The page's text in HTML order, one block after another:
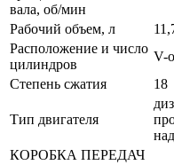
вала, об/мин
Рабочий объем, л
Расположение и число
цилиндров
V-
Степень сжатия
18
Тип двигателя
КОРОБКА ПЕРЕДАЧ